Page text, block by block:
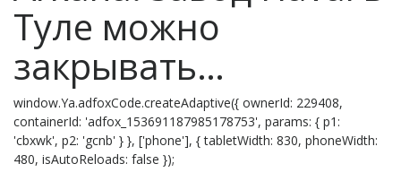
Туле можно
закрывать…
window.Ya.adfoxCode.createAdaptive({ ownerId: 229408,
containerId: 'adfox_153691187985178753', params: { p1:
'cbxwk', p2: 'gcnb' } }, ['phone'], { tabletWidth: 830, phoneWidth:
480, isAutoReloads: false });